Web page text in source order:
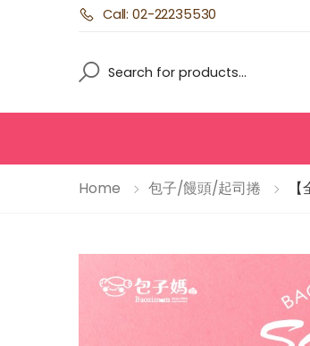
Call: 02-22235530
Search
Search
Home 包子/饅頭/起司捲